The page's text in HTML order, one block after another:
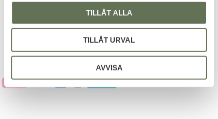
TILLÅT ALLA
TILLÅT URVAL
AVVISA
integritetspolicy .